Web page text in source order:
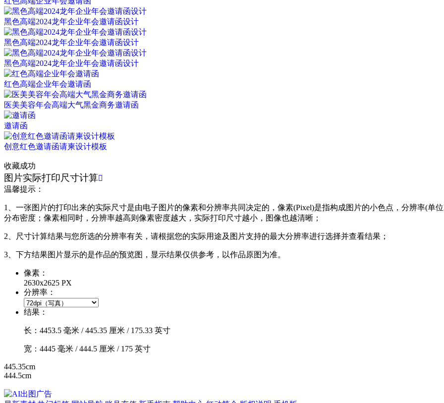
黑色高端2024龙年企业年会邀请函设计
黑色高端2024龙年企业年会邀请函设计
黑色高端2024龙年企业年会邀请函设计
红色高端企业年会邀请函
医美美容年会高端大气黑金商务邀请函
邀请函
创意红色邀请函请柬设计模板
收藏成功
图片实际打印尺寸计算
温馨提示：
1、一张图片的打印出来的实际尺寸是由电子图片的像素和分辨率共同决定的，像素(Pixel)是指构成图片的小色点，分辨率(单
分布密度；像素相同时，分辨率越高则像素密度越大，实际打印尺寸越小，图像也越清晰；
2、尺寸计算结果与您所选的分辨率有关，请根据您的实际用途及图片支持的最大分辨率进行选择并查看结果；
3、下方结果图片显示的是作品的预览图，显示结果仅供参考，以作品原图为准。
像素：
2630x2625 PX
分辨率：
结果：
长： 4453.5 毫米 /445.35 厘米 / 175.33 英寸
宽： 4445 毫米 /444.5 厘米 / 175 英寸
445.35cm
444.5cm